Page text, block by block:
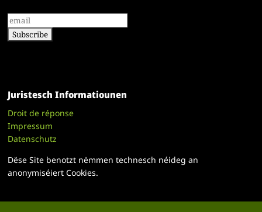
Juristesch Informatiounen
Droit de réponse
Impressum
Datenschutz
Dëse Site benotzt nëmmen technesch néideg an
anonymiséiert Cookies.